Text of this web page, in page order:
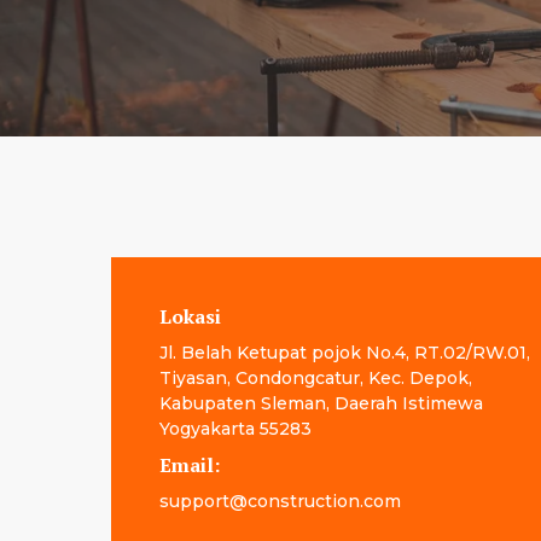
Lokasi
Jl. Belah Ketupat pojok No.4, RT.02/RW.01,
Tiyasan, Condongcatur, Kec. Depok,
Kabupaten Sleman, Daerah Istimewa
Yogyakarta 55283
Email:
support@construction.com